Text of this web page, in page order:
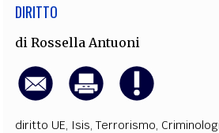
DIRITTO
diRossella Antuoni
diritto UE, Isis,Terrorismo,